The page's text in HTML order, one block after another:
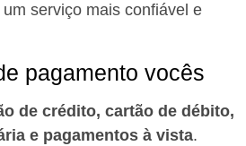
serviço mais confiável e
pagamento vocês
de crédito, cartão de débito,
e pagamentos à vista.